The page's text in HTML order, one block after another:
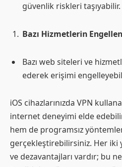
güvenlik riskleri taşıyabilir.
Bazı Hizmetlerin
Bazı web siteleri ve
ederek erişimi
iOS cihazlarınızda VPN
internet deneyimi elde
hem de programsız
gerçekleştirebilirsiniz. Her iki
ve dezavantajları vardır; bu